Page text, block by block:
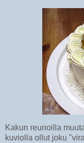
Kakun reunoilla
kuviolla ollut joku